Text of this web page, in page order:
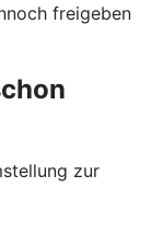
freigeben
zur